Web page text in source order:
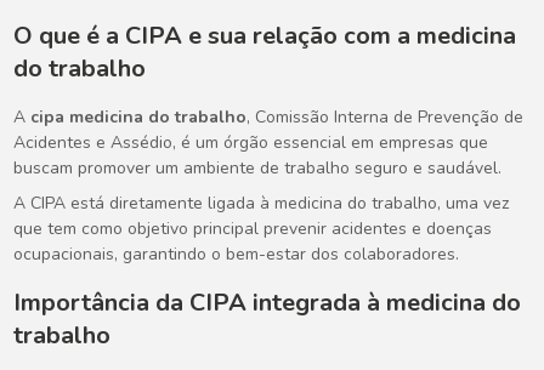
O que é a CIPA e sua relação com a medicina
do trabalho
A cipa medicina do trabalho, Comissão Interna de Prevenção de
Acidentes e Assédio, é um órgão essencial em empresas que
buscam promover um ambiente de trabalho seguro e saudável.
A CIPA está diretamente ligada à medicina do trabalho, uma vez
que tem como objetivo principal prevenir acidentes e doenças
ocupacionais, garantindo o bem-estar dos colaboradores.
Importância da CIPA integrada à medicina do
trabalho